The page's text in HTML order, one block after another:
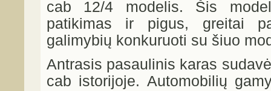
cab 12/4 modelis. Šis
patikimas ir pigus, greitai
galimybių konkuruoti su šiuo
Antrasis pasaulinis karas
cab istorijoje. Automobilių